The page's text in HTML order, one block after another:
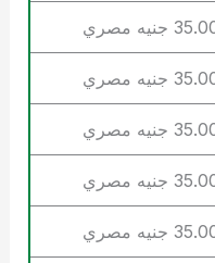
جنيه مصري
جنيه مصري
جنيه مصري
جنيه مصري
جنيه مصري